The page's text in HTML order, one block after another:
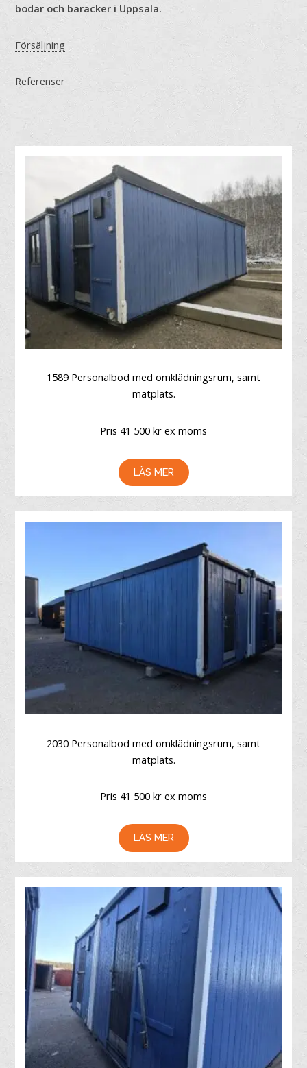
bodar och baracker i Uppsala.
Försäljning
Referenser
1589 Personalbod med omklädningsrum, samt
matplats.
Pris 41 500 kr ex moms
LÄS MER
2030 Personalbod med omklädningsrum, samt
matplats.
Pris 41 500 kr ex moms
LÄS MER